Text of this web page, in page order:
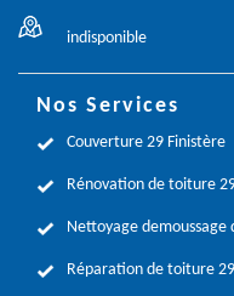
indisponible
Nos Services
Couverture 29 Finistère
Rénovation de toiture
Nettoyage
Réparation de toiture